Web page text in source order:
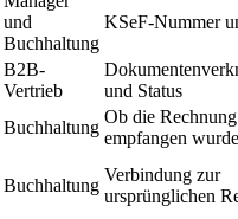
und
Buchhaltung
KSeF-Nummer
B2B-
Vertrieb
und Status
Buchhaltung
Ob die
empfangen wurde
Buchhaltung
Verbindung zur
ursprünglichen